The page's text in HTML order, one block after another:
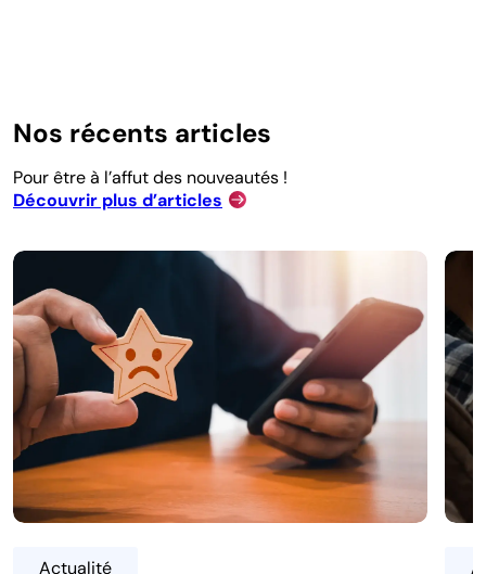
Nos récents articles
Pour être à l’affut des nouveautés !
Découvrir plus d’articles
Actualité